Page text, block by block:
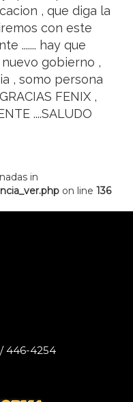
, que diga la
con este
....... hay que
gobierno ,
, somo persona
FENIX ,
....SALUDO
in
on line 136
446-4254